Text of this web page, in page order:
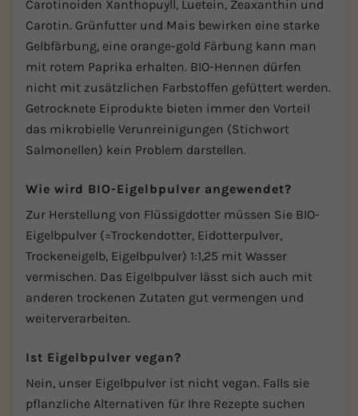
Carotinoiden Xanthopuyll, Luetein, Zeaxanthin und
Carotin. Grünfutter und Mais bewirken eine starke
Gelbfärbung, eine orange-gold Färbung kann man
mit rotem Paprika erhalten. BIO-Hennen dürfen
nicht mit zusätzlichen Farbstoffen gefüttert werden.
Getrocknete Eiprodukte bieten immer den Vorteil
das mikrobielle Verunreinigungen (Stichwort
Salmonellen) kein Problem darstellen.
Wie wird BIO-Eigelbpulver angewendet?
Zur Herstellung von Flüssigdotter müssen Sie BIO-
Eigelbpulver (=Trockendotter, Eidotterpulver,
Trockeneigelb, Eigelbpulver) 1:1,25 mit Wasser
vermischen. Das Eigelbpulver lässt sich auch mit
anderen trockenen Zutaten gut vermengen und
weiterverarbeiten.
Ist Eigelbpulver vegan?
Nein, unser Eigelbpulver ist nicht vegan. Falls sie
pflanzliche Alternativen für Ihre Rezepte suchen